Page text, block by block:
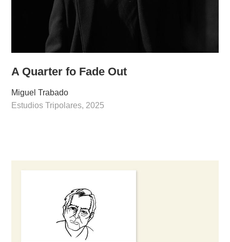
A Quarter fo Fade Out
Miguel Trabado
Estudios Tripolares, 2025